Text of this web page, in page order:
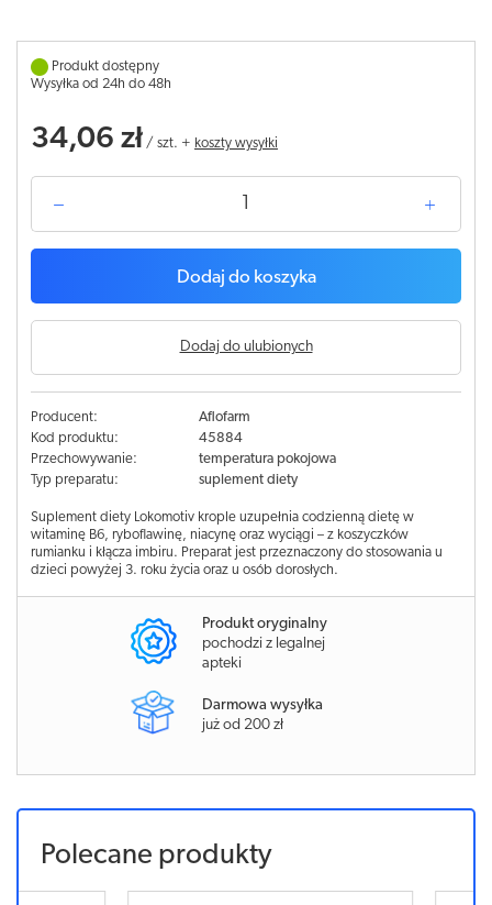
Produkt dostępny
Wysyłka od 24h do 48h
34,06 zł / szt. + koszty wysyłki
Dodaj do koszyka
Dodaj do ulubionych
Producent:
Aflofarm
Kod produktu:
45884
Przechowywanie:
temperatura pokojowa
Typ preparatu:
suplement diety
Suplement diety Lokomotiv krople uzupełnia codzienną dietę w
witaminę B6, ryboflawinę, niacynę oraz wyciągi – z koszyczków
rumianku i kłącza imbiru. Preparat jest przeznaczony do stosowania u
dzieci powyżej 3. roku życia oraz u osób dorosłych.
Produkt oryginalny
pochodzi z legalnej
apteki
Darmowa wysyłka
już od 200 zł
Polecane produkty